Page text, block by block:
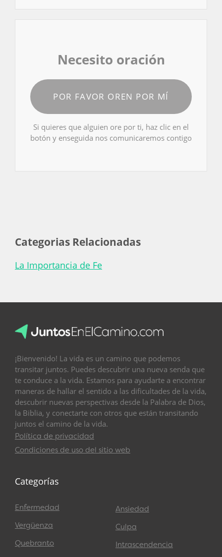
Necesito oración
POR FAVOR OREN POR MÍ
Si quieres que alguien ore por ti, haz clic en el
botón y enseguida nos comunicaremos contigo
Categorias Relacionadas
La Importancia de Fe
¡Bienvenido! La vida es un camino que podemos
transitar juntos. Puedes descubrir una nueva senda que
te conduce a la vida. Estamos para ayudarte a encontrar
maneras de hallar el sentido a las dificultades de la vida,
descubrir nuevas perspectivas desde la Palabra de Dios,
la Biblia, y conectarte con otros que están transitando
juntos el camino de la vida.
Política de privacidad
Condiciones de uso del sitio web
Categorías
Enfermedad
Vergüenza
Quebranto
Ansiedad
Culpa
Intrascendencia